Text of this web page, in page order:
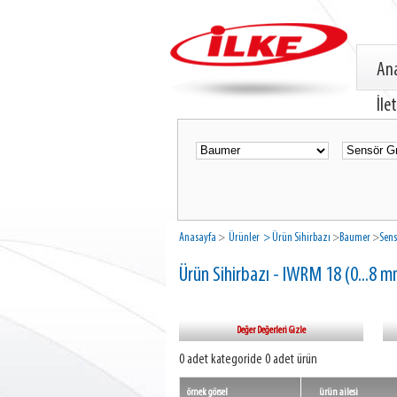
Anasayfa > Ürünler > Ürün Sihirbazı >Baumer >
Ürün Sihirbazı - IWRM 18 (0...8
Değer Değerleri Gizle
0 adet kategoride 0 adet ürün
örnek görsel ürün ailesi